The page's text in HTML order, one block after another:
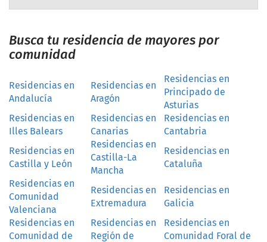
Busca tu residencia de mayores por
comunidad
Residencias en
Andalucía
Residencias en
Aragón
Residencias en
Principado de
Asturias
Residencias en
Illes Balears
Residencias en
Canarias
Residencias en
Cantabria
Residencias en
Castilla y León
Residencias en
Castilla-La
Mancha
Residencias en
Cataluña
Residencias en
Comunidad
Valenciana
Residencias en
Extremadura
Residencias en
Galicia
Residencias en
Comunidad de
Residencias en
Región de
Residencias en
Comunidad Foral de